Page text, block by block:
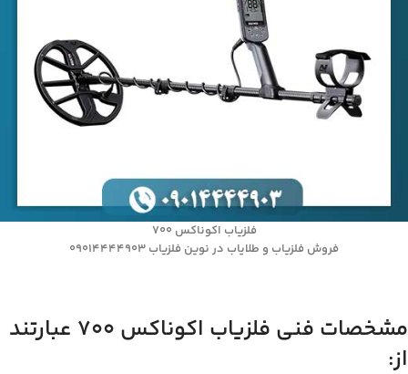
فلزیاب اکوناکس 700
فروش فلزیاب و طلایاب در نوین فلزیاب 09014444903
مشخصات فنی فلزیاب اکوناکس 700 عبارتند
از: